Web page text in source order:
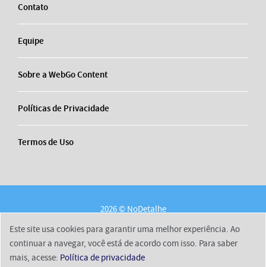
Contato
Equipe
Sobre a WebGo Content
Políticas de Privacidade
Termos de Uso
2026 © NoDetalhe
Sobre a WebGo Content
Políticas de Privacidade
Termos de Uso
Este site usa cookies para garantir uma melhor experiência. Ao
continuar a navegar, você está de acordo com isso. Para saber
mais, acesse: Política de privacidade